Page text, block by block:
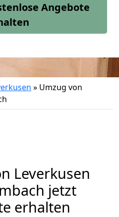
Angebote
» Umzug von
Leverkusen
jetzt
erhalten